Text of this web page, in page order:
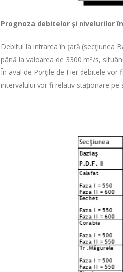
Prognoza debitelor şi nivelurilor
Debitul la intrarea în ţară (secţiunea
până la valoarea de 3300 m3/s,
În aval de Porţile de Fier debitele vor
intervalului vor fi relativ staționare pe